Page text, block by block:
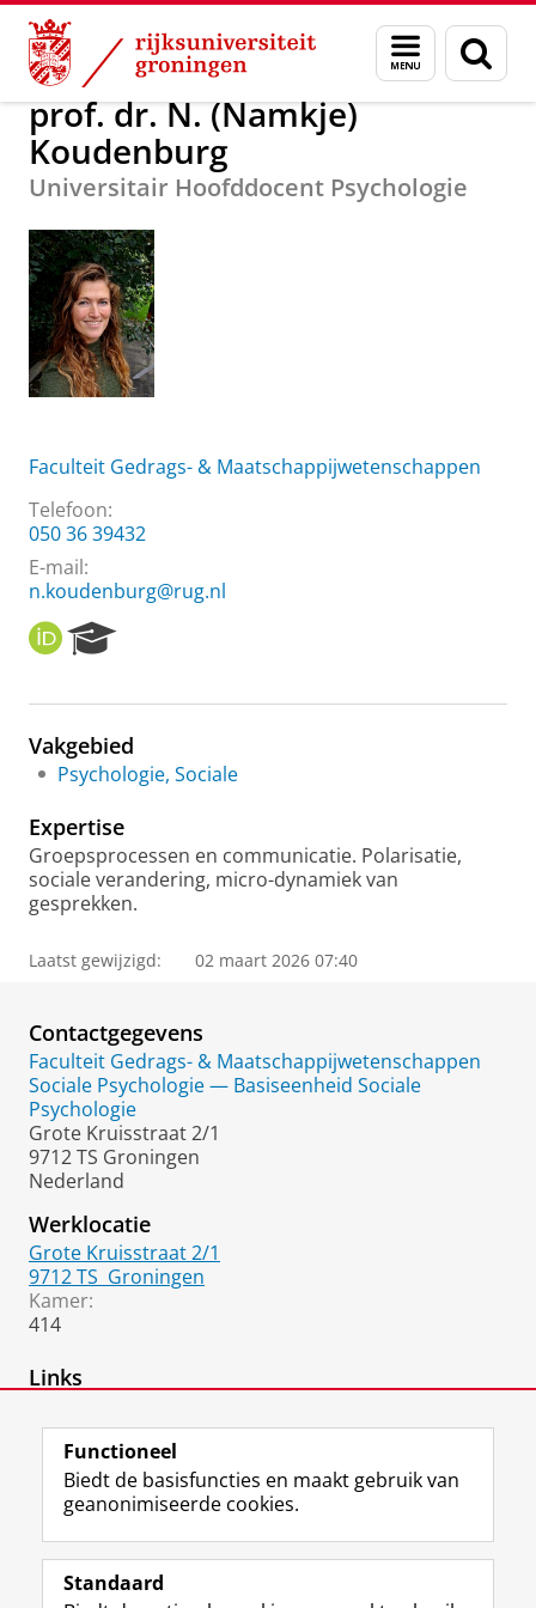
Skip
Content
Skip
Navigation
Menu
en
zoeken
Over ons prof. dr. N. (Namkje) Koudenburg
prof. dr. N. (Namkje)
Koudenburg
Universitair Hoofddocent Psychologie
Faculteit Gedrags- & Maatschappijwetenschappen
Telefoon:
050 36 39432
E-mail:
n.koudenburg@rug.nl
O
R
I
e
r
c
P
o
r
t
Vakgebied
Psychologie, Sociale
Expertise
Groepsprocessen en communicatie. Polarisatie,
sociale verandering, micro-dynamiek van
gesprekken.
Laatst gewijzigd: 02 maart 2026 07:40
Contactgegevens
Faculteit Gedrags- & Maatschappijwetenschappen
Sociale Psychologie — Basiseenheid Sociale
Psychologie
Grote Kruisstraat 2/1
9712 TS Groningen
Nederland
Werklocatie
Grote Kruisstraat 2/1
9712 TS Groningen
Kamer:
414
Links
Volg de RUG
F
a
L
i
R
S
I
n
Y
o
Functioneel
Biedt de basisfuncties en maakt gebruik van
geanonimiseerde cookies.
Standaard